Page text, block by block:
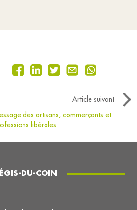
Article suivant
des artisans, commerçants et
libérales
DU-COIN